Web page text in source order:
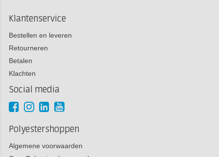
Klantenservice
Bestellen en leveren
Retourneren
Betalen
Klachten
Social media
Polyestershoppen
Algemene voorwaarden